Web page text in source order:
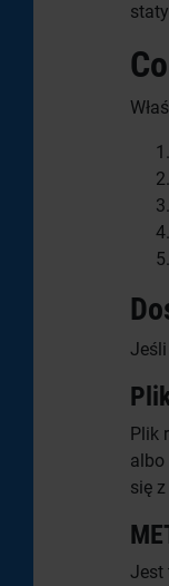
Plik
albo
się
Jest